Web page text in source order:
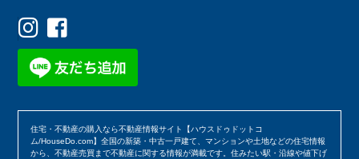
住宅・不動産の購入なら不動産情報サイト【ハウスドゥドットコ
ム/HouseDo.com】全国の新築・中古一戸建て、マンションや土地などの住宅情報
から、不動産売買まで不動産に関する情報が満載です。住みたい駅・沿線や値下げ